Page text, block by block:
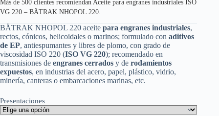
Más de 500 clientes recomiendan Aceite para engranes industriales ISO
VG 220 – BÄTRAK NHOPOL 220.
BÄTRAK NHOPOL 220 aceite para engranes industriales,
rectos, cónicos, helicoidales o marinos; formulado con aditivos
de EP, antiespumantes y libres de plomo, con grado de
viscosidad ISO 220 (ISO VG 220); recomendado en
transmisiones de engranes cerrados y de rodamientos
expuestos, en industrias del acero, papel, plástico, vidrio,
minería, canteras o embarcaciones marinas, etc.
Presentaciones